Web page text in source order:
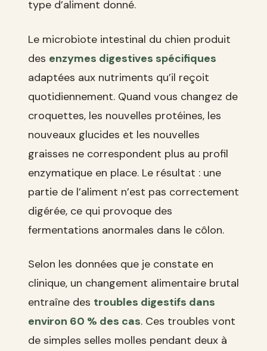
type d’aliment donné.
Le microbiote intestinal du chien produit
des enzymes digestives spécifiques
adaptées aux nutriments qu’il reçoit
quotidiennement. Quand vous changez de
croquettes, les nouvelles protéines, les
nouveaux glucides et les nouvelles
graisses ne correspondent plus au profil
enzymatique en place. Le résultat : une
partie de l’aliment n’est pas correctement
digérée, ce qui provoque des
fermentations anormales dans le côlon.
Selon les données que je constate en
clinique, un changement alimentaire brutal
entraîne des troubles digestifs dans
environ 60 % des cas. Ces troubles vont
de simples selles molles pendant deux à